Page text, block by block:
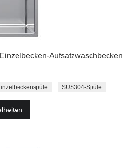
Aufsatzwaschbecken
SUS304-Spüle